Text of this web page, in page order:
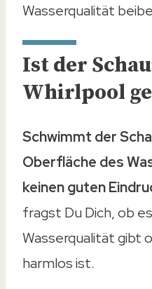
Wasserqualität
Ist der
Whirlpool
Schwimmt der
Oberfläche des
keinen guten
fragst Du Dich, ob
Wasserqualität gibt
harmlos ist.